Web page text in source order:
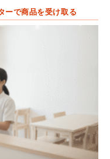
ーで商品を受け取る